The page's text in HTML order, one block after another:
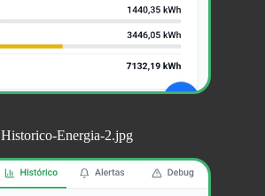
Historico-Energia-2.jpg